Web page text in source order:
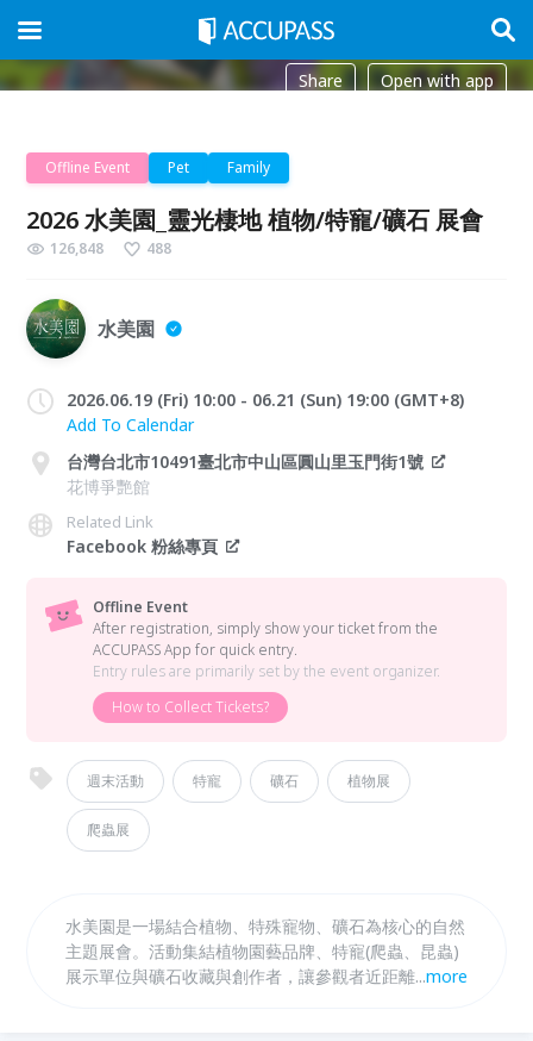
Share Open with app
Offline Event Pet Family
2026 水美園_靈光棲地 植物/特寵/礦石 展會
126,848 488
水美園
2026.06.19 (Fri) 10:00 - 06.21 (Sun) 19:00 (GMT+8)
Add To Calendar
台灣台北市10491臺北市中山區圓山里玉門街1號
花博爭艷館
Related Link
Facebook 粉絲專頁
Offline Event
After registration, simply show your ticket from the
ACCUPASS App for quick entry.
Entry rules are primarily set by the event organizer.
How to Collect Tickets?
週末活動 特寵 礦石 植物展
爬蟲展
水美園是一場結合植物、特殊寵物、礦石為核心的自然
主題展會。活動集結植物園藝品牌、特寵(爬蟲、昆蟲)
展示單位與礦石收藏與創作者，讓參觀者近距離感受生
...more